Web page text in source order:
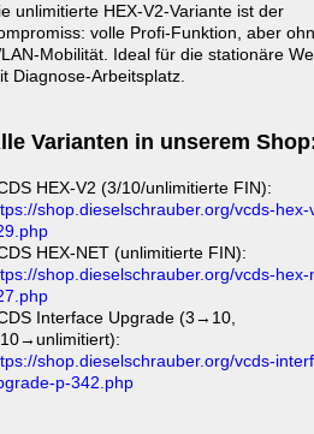
unlimitierte HEX-V2-Variante ist der
volle Profi-Funktion, aber
Mobilität. Ideal für die stationäre
Diagnose-Arbeitsplatz.
Varianten in unserem
HEX-V2 (3/10/unlimitierte FIN):
shop.dieselschrauber.org/vcds-hex-
HEX-NET (unlimitierte FIN):
shop.dieselschrauber.org/vcds-hex-
Interface Upgrade (3→10,
shop.dieselschrauber.org/vcds-
p-342.php